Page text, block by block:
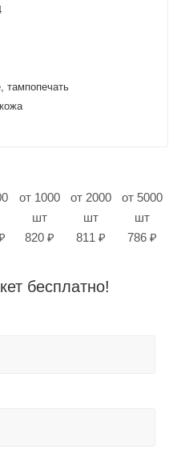
тампопечать
от 1000
шт
820 ₽
от 2000
шт
811 ₽
от 5000
шт
786 ₽
бесплатно!